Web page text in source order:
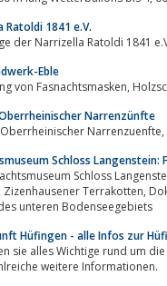
Ratoldi 1841 e.V.
der Narrizella Ratoldi 1841
Eble
Narrenzünfte
Schloss Langenstein:
Langenstein, unweit des Bodensees, beherberg auf über 1000 qm2 Masken und
unteren Bodenseegebiets
Hüfingen - alle Infos zur
rund um die Hüfinger Fasnet, die Narrenzunft Hüfingen,
sowie zahlreiche weitere Informationen.